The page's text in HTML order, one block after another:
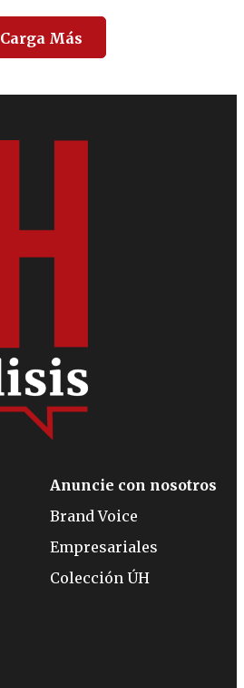
Carga Más
Anuncie con nosotros
Brand Voice
Empresariales
Colección ÚH